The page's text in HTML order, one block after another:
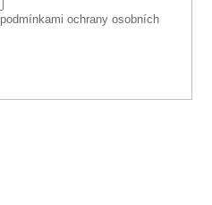
podmínkami ochrany osobních